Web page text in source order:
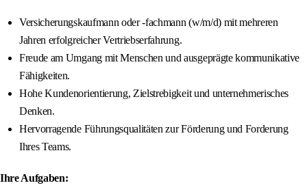
Versicherungskaufmann oder -fachmann (w/m/d) mit mehreren
Jahren erfolgreicher Vertriebserfahrung.
Freude am Umgang mit Menschen und ausgeprägte kommunikative
Fähigkeiten.
Hohe Kundenorientierung, Zielstrebigkeit und unternehmerisches
Denken.
Hervorragende Führungsqualitäten zur Förderung und Forderung
Ihres Teams.
Ihre Aufgaben: